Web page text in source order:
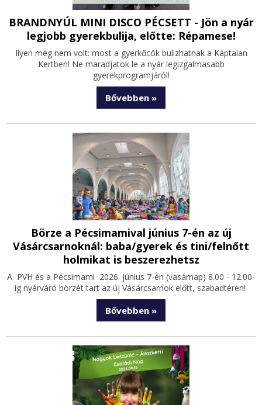
BRANDNYÚL MINI DISCO PÉCSETT - Jön a nyár
legjobb gyerekbulija, előtte: Répamese!
Ilyen még nem volt: most a gyerkőcök bulizhatnak a Káptalan
Kertben! Ne maradjatok le a nyár legizgalmasabb
gyerekprogramjáról!
Bővebben »
Börze a Pécsimamival június 7-én az új
Vásárcsarnoknál: baba/gyerek és tini/felnőtt
holmikat is beszerezhetsz
A PVH és a Pécsimami 2026. június 7-én (vasárnap) 8.00 - 12.00-
ig nyárváró börzét tart az új Vásárcsarnok előtt, szabadtéren!
Bővebben »